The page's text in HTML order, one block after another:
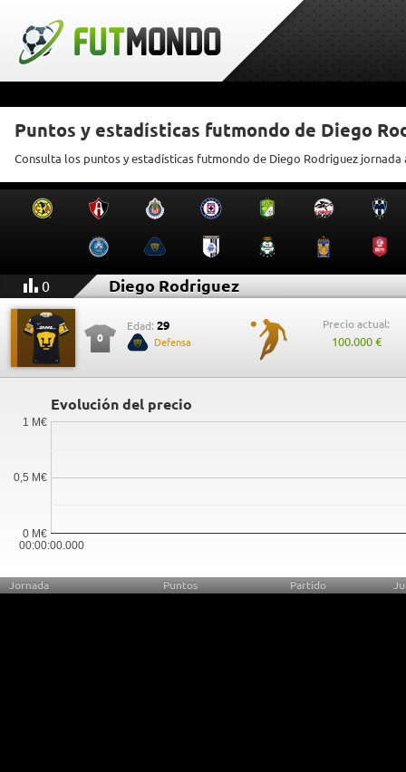
Puntos y estadísticas futmondo de Diego
Consulta los puntos y estadísticas futmondo de Diego Rodriguez jornada
0 Diego Rodriguez
0
Edad: 29
Defensa
Precio actual:
100.000 €
Evolución del precio
00:00:00.000
0 M€
0,5 M€
1 M€
Jornada Puntos Partido